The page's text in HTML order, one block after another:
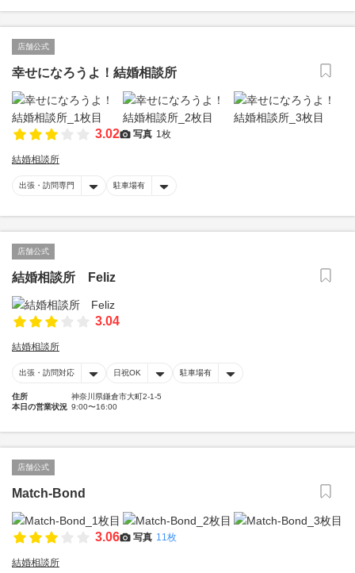
店舗公式
幸せになろうよ！結婚相談所
3.02 写真 1枚
結婚相談所
出張・訪問専門 駐車場有
店舗公式
結婚相談所 Feliz
3.04
結婚相談所
出張・訪問対応 日祝OK 駐車場有
住所
神奈川県鎌倉市大町2-1-5
本日の営業状況 9:00〜16:00
店舗公式
Match-Bond
3.06 写真 11枚
結婚相談所